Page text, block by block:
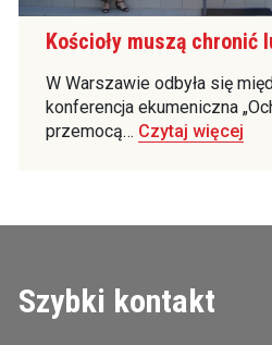
Kościoły muszą chronić
W Warszawie odbyła się
konferencja ekumeniczna
przemocą… Czytaj więcej
Szybki kontakt